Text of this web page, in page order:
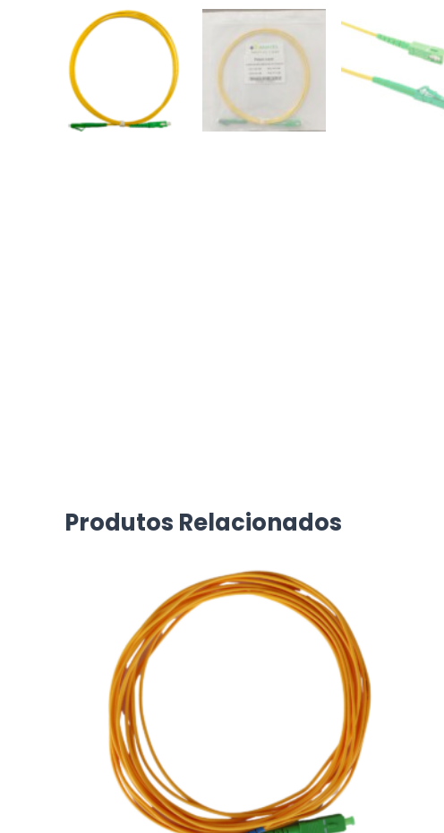
Produtos Relacionados